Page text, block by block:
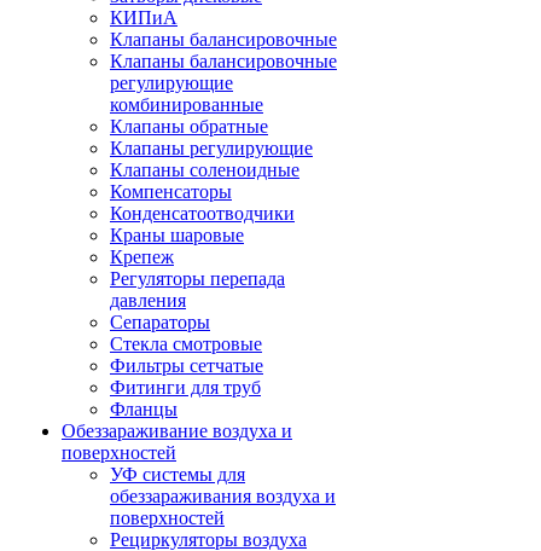
КИПиА
Клапаны балансировочные
Клапаны балансировочные
регулирующие
комбинированные
Клапаны обратные
Клапаны регулирующие
Клапаны соленоидные
Компенсаторы
Конденсатоотводчики
Краны шаровые
Крепеж
Регуляторы перепада
давления
Сепараторы
Стекла смотровые
Фильтры сетчатые
Фитинги для труб
Фланцы
Обеззараживание воздуха и
поверхностей
УФ системы для
обеззараживания воздуха и
поверхностей
Рециркуляторы воздуха